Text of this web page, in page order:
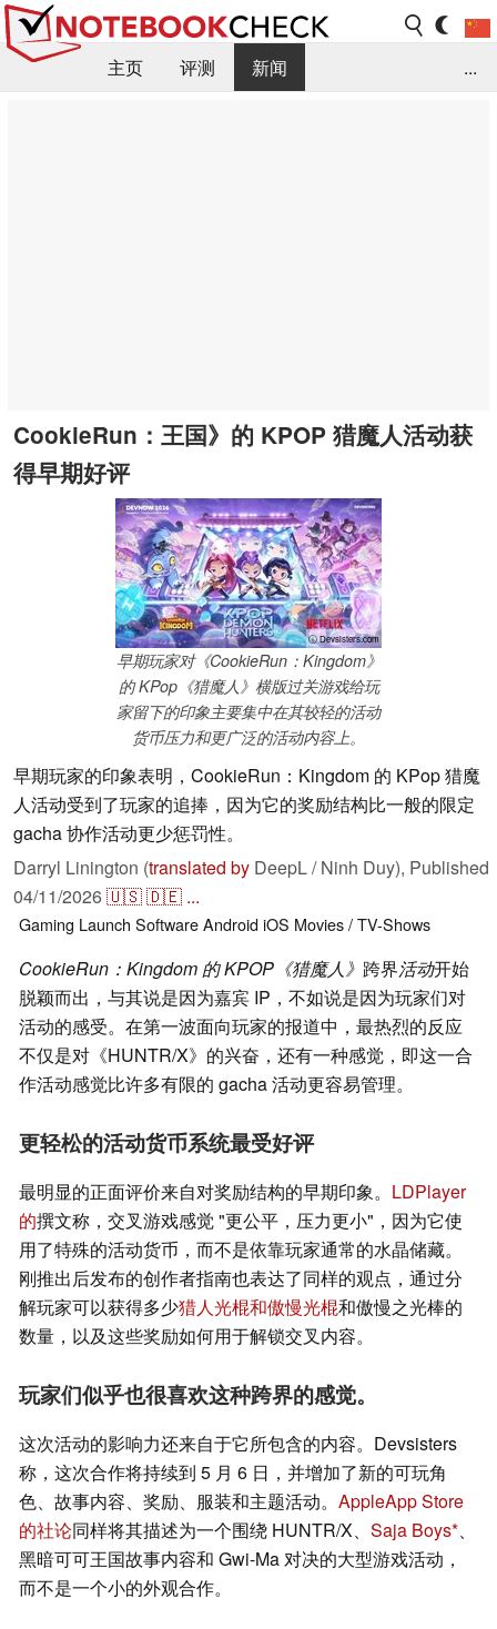
主页 评测
新闻
...
CookieRun：王国》的 KPOP 猎魔人活动获
得早期好评
ⓘ Devsisters.com
早期玩家对《CookieRun：Kingdom》
的 KPop《猎魔人》横版过关游戏给玩
家留下的印象主要集中在其较轻的活动
货币压力和更广泛的活动内容上。
早期玩家的印象表明，CookieRun：Kingdom 的 KPop 猎魔
人活动受到了玩家的追捧，因为它的奖励结构比一般的限定
gacha 协作活动更少惩罚性。
Darryl Linington (translated by DeepL / Ninh Duy), Published
04/11/2026🇺🇸🇩🇪 ...
Gaming Launch SoftwareAndroidiOS Movies / TV-Shows
CookieRun：Kingdom 的 KPOP《猎魔人》 跨界活动开始
脱颖而出，与其说是因为嘉宾 IP，不如说是因为玩家们对
活动的感受。在第一波面向玩家的报道中，最热烈的反应
不仅是对《HUNTR/X》的兴奋，还有一种感觉，即这一合
作活动感觉比许多有限的 gacha 活动更容易管理。
更轻松的活动货币系统最受好评
最明显的正面评价来自对奖励结构的早期印象。 LDPlayer
的撰文称，交叉游戏感觉 "更公平，压力更小"，因为它使
用了特殊的活动货币，而不是依靠玩家通常的水晶储藏。
刚推出后发布的创作者指南也表达了同样的观点，通过分
解玩家可以获得多少猎人光棍和傲慢光棍和傲慢之光棒的
数量，以及这些奖励如何用于解锁交叉内容。
玩家们似乎也很喜欢这种跨界的感觉。
这次活动的影响力还来自于它所包含的内容。Devsisters
称，这次合作将持续到 5 月 6 日，并增加了新的可玩角
色、故事内容、奖励、服装和主题活动。 AppleApp Store
的社论同样将其描述为一个围绕 HUNTR/X、 Saja Boys 、
黑暗可可王国故事内容和 Gwi-Ma 对决的大型游戏活动，
而不是一个小的外观合作。